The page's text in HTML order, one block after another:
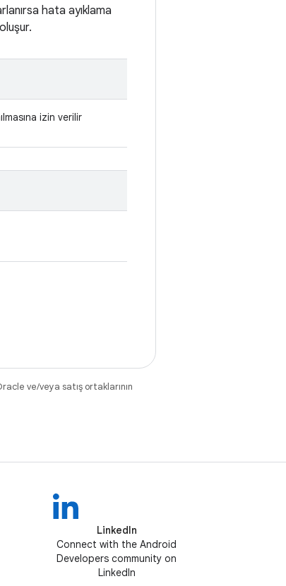
hata ayıklama
izin verilir
ve/veya satış ortaklarının
LinkedIn
Connect with the Android
Developers community on
LinkedIn